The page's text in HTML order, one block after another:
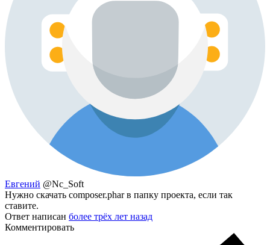
Евгений @Nc_Soft
Нужно скачать composer.phar в папку проекта, если так
ставите.
Ответ написан более трёх лет назад
Комментировать